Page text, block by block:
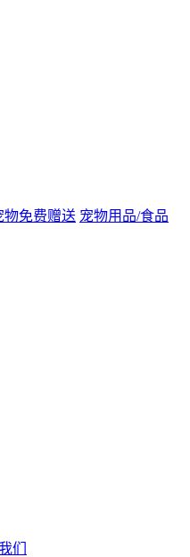
物免费赠送 宠物用品/食品
们